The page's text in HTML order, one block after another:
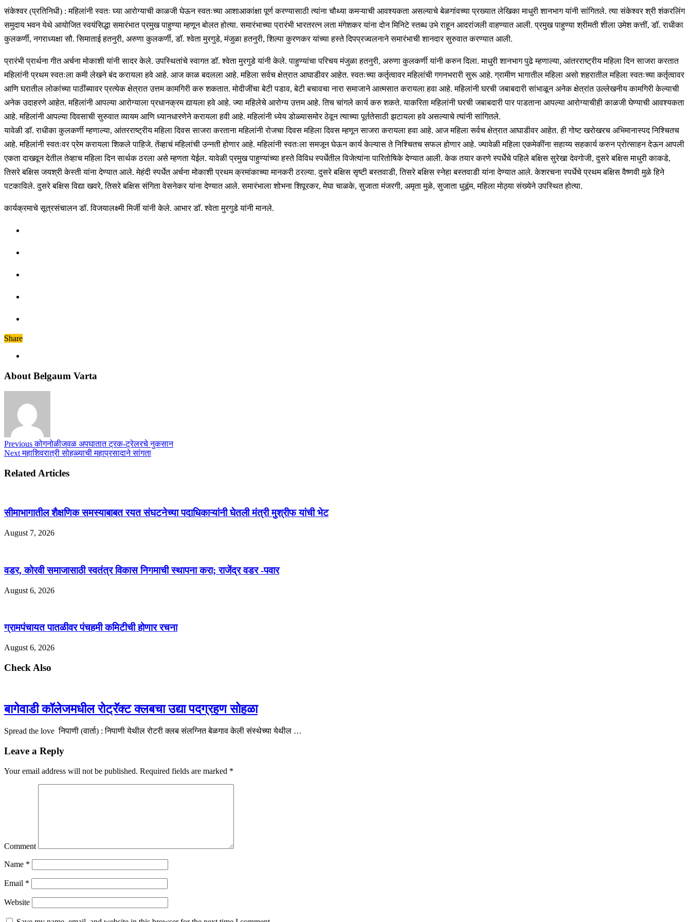
संकेश्वर (प्रतिनिधी) : महिलांनी स्वतः घ्या आरोग्याची काळजी घेऊन स्वतःच्या आशाआकांक्षा पूर्ण करण्यासाठी त्यांना चौथ्या कमऱ्याची आवश्यकता असल्याचे बेळगांवच्या प्रख्यात लेखिका माधुरी शानभाग यांनी सांगितले. त्या संकेश्वर श्री शंकरलिंग
समुदाय भवन येथे आयोजित स्वयंसिद्धा समारंभात प्रमुख पाहुण्या म्हणून बोलत होत्या. समारंभाच्या प्रारंभी भारतरत्न लता मंगेशकर यांना दोन मिनिटे स्तब्ध उभे राहून आदरांजली वाहण्यात आली. प्रमुख पाहुण्या श्रीमती शीला उमेश कत्तीं, डॉ. राधीका
कुलकर्णी, नगराध्यक्षा सौ. सिमाताई हतनुरी, अरुणा कुलकर्णी, डॉ. श्वेता मुरगुडे, मंजुळा हतनुरी, शिल्पा कुरणकर यांच्या हस्ते दिपप्रज्वलनाने समारंभाची शानदार सुरुवात करण्यात आली.
प्रारंभी प्रार्थना गीत अर्चना मोकाशी यांनी सादर केले. उपस्थितांचे स्वागत डॉ. श्वेता मुरगुडे यांनी केले. पाहुण्यांचा परिचय मंजुळा हतनुरी, अरुणा कुलकर्णी यांनी करुन दिला. माधुरी शानभाग पुढे म्हणाल्या, आंतरराष्ट्रीय महिला दिन साजरा करतात
महिलांनी प्रथम स्वतःला कमी लेखने बंद करायला हवे आहे. आज काळ बदलला आहे. महिला सर्वच क्षेत्रात आघाडीवर आहेत. स्वतःच्या कर्तृत्वावर महिलांची गगनभरारी सुरू आहे. ग्रामीण भागातील महिला असो शहरातील महिला स्वतःच्या कर्तृत्वावर
आणि घरातील लोकांच्या पाठींब्यावर प्रत्येक क्षेत्रात उत्तम कामगिरी करु शकतात. मोदीजींचा बेटी पडाव, बेटी बचावचा नारा समाजाने आत्मसात करायला हवा आहे. महिलांनी घरची जबाबदारी सांभाळून अनेक क्षेत्रांत उल्लेखनीय कामगिरी केल्याची
अनेक उदाहरणे आहेत. महिलांनी आपल्या आरोग्याला प्रधानक्रम द्यायला हवे आहे. ज्या महिलेचे आरोग्य उत्तम आहे. तिच चांगले कार्य करु शकते. याकरिता महिलांनी घरची जबाबदारी पार पाडताना आपल्या आरोग्याचीही काळजी घेण्याची आवश्यकता
आहे. महिलांनी आपल्या दिवसाची सुरुवात व्यायम आणि ध्यानधारणेने करायला हवी आहे. महिलांनी ध्येय डोळ्यासमोर ठेवून त्याच्या पूर्ततेसाठी झटायला हवे असल्याचे त्यांनी सांगितले.
यावेळी डॉ. राधीका कुलकर्णी म्हणाल्या, आंतरराष्ट्रीय महिला दिवस साजरा करताना महिलांनी रोजचा दिवस महिला दिवस म्हणून साजरा करायला हवा आहे. आज महिला सर्वच क्षेत्रात आघाडीवर आहेत. ही गोष्ट खरोखरच अभिमानास्पद निश्चितच
आहे. महिलांनी स्वतःवर प्रेम करायला शिकले पाहिजे. तेंव्हाचं महिलांची उन्नती होणार आहे. महिलांनी स्वतःला समजून घेऊन कार्य केल्यास ते निश्चितच सफल होणार आहे. ज्यावेळी महिला एकमेकींना सहाय्य सहकार्य करुन प्रोत्साहन देऊन आपली
एकता दाखवून देतील तेव्हाच महिला दिन सार्थक ठरला असे म्हणता येईल. यावेळी प्रमुख पाहुण्यांच्या हस्ते विविध स्पर्धेतील विजेत्यांना पारितोषिके देण्यात आली. केक तयार करणे स्पर्धेचे पहिले बक्षिस सुरेखा देवगोजी, दुसरे बक्षिस माधुरी काकडे,
तिसरे बक्षिस जयश्री केस्ती यांना देण्यात आले. मेहंदी स्पर्धेत अर्चना मोकाशी प्रथम क्रमांकाच्या मानकरी ठरल्या. दुसरे बक्षिस सृष्टी बस्तवाडी, तिसरे बक्षिस स्नेहा बस्तवाडी यांना देण्यात आले. केशरचना स्पर्धेचे प्रथम बक्षिस वैष्णवी मुळे हिने
पटकाविले. दुसरे बक्षिस विद्या खवरे, तिसरे बक्षिस संगिता वेसनेकर यांना देण्यात आले. समारंभाला शोभना शिपूरकर, मेघा चाळके, सुजाता मंजरगी, अमृता मुळे, सुजाता धुडूंम, महिला मोठ्या संख्येने उपस्थित होत्या.
कार्यक्रमाचे सूत्रसंचालन डॉ. विजयालक्ष्मी मिर्जी यांनी केले. आभार डॉ. श्वेता मुरगुडे यांनी मानले.
Share
About Belgaum Varta
Previousकोगनोळीजवळ अपघातात ट्रक-ट्रेलरचे नुकसान
Nextमहाशिवरात्री सोहळ्याची महाप्रसादाने सांगता
Related Articles
सीमाभागातील शैक्षणिक समस्याबाबत रयत संघटनेच्या पदाधिकाऱ्यांनी घेतली मंत्री मुश्रीफ यांची भेट
August 7, 2026
वडर, कोरवी समाजासाठी स्वतंत्र विकास निगमाची स्थापना करा; राजेंद्र वडर -पवार
August 6, 2026
ग्रामपंचायत पातळीवर पंचहमी कमिटीची होणार रचना
August 6, 2026
Check Also
बागेवाडी कॉलेजमधील रोट्रॅक्ट क्लबचा उद्या पदग्रहण सोहळा
Spread the love निपाणी (वार्ता) : निपाणी येथील रोटरी क्लब संलग्नित बेळगाव केली संस्थेच्या येथील …
Leave a Reply
Your email address will not be published. Required fields are marked *
Comment
Name *
Email *
Website